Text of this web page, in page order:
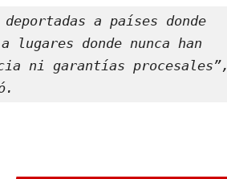
a países donde
lugares donde nunca han
ni garantías procesales”,